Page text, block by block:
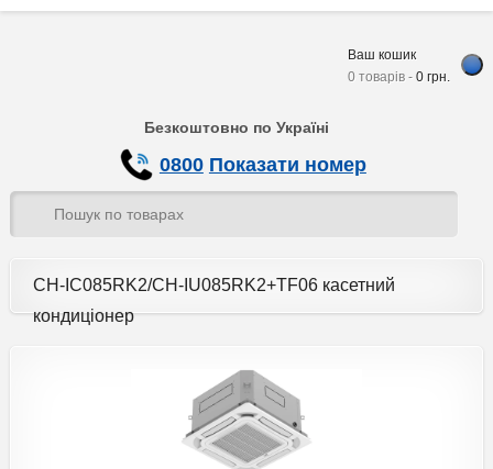
Ваш кошик
0 товарів -0 грн.
Безкоштовно по Україні
0800 Показати номер
CH-IC085RK2/CH-IU085RK2+TF06 касетний
кондиціонер